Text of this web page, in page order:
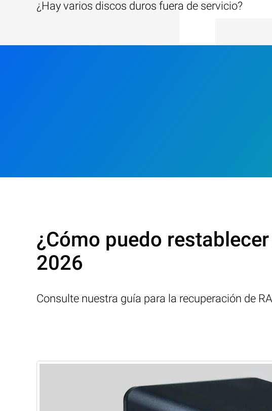
¿Hay varios discos duros fuera de servicio?
¿Cómo puedo
2026
Consulte nuestra guía para la recuperación de